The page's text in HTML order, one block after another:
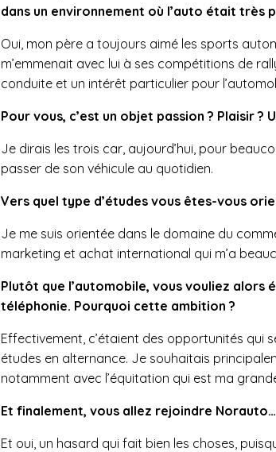
dans un environnement où l’auto était très
Oui, mon père a toujours aimé les sports
m’emmenait avec lui à ses compétitions de
conduite et un intérêt particulier pour
Pour vous, c’est un objet passion ? Plaisir ?
Je dirais les trois car, aujourd’hui, pour
passer de son véhicule au quotidien.
Vers quel type d’études vous êtes-vous
Je me suis orientée dans le domaine du
marketing et achat international qui m’a
Plutôt que l’automobile, vous vouliez alors
téléphonie. Pourquoi cette ambition ?
Effectivement, c’étaient des opportunités qui
études en alternance. Je souhaitais
notamment avec l’équitation qui est ma
Et finalement, vous allez rejoindre
Et oui, un hasard qui fait bien les choses,